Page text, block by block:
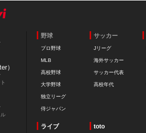
）
野球
プロ野球
MLB
高校野球
大学野球
独立リーグ
侍ジャパン
サッカー
Jリーグ
海外サッカー
サッカー代表
高校年代
ライブ toto